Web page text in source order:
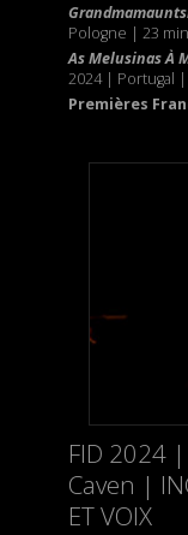
Pologne | 23
As Melusinas À
2024 | Portugal
Premières
FID 2024
Caven |
ET VOIX